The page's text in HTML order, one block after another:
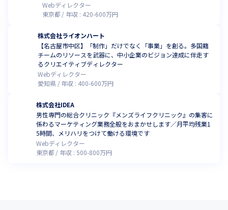
Webディレクター
東京都
年収 : 420-600万円
株式会社ライオンハート
【名古屋市中区】「制作」だけでなく「事業」を創る。多国籍
チームのリソースを武器に、中小企業のビジョン達成に伴走す
るクリエイティブディレクター
Webディレクター
愛知県
年収 : 400-600万円
株式会社IDEA
男性専門の総合クリニック『メンズライフクリニック』の集客に
係わるマーケティング業務全般をおまかせします／月平均残業1
5時間、メリハリをつけて働ける環境です
Webディレクター
東京都
年収 : 500-800万円